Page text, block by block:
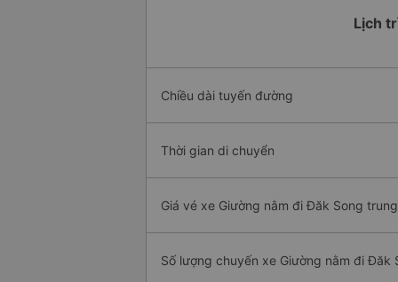
Lịch
Chiều dài tuyến đường
Thời gian di chuyển
Giá vé xe Giường nằm đi Đăk Song
Số lượng chuyến xe Giường nằm đi Đăk